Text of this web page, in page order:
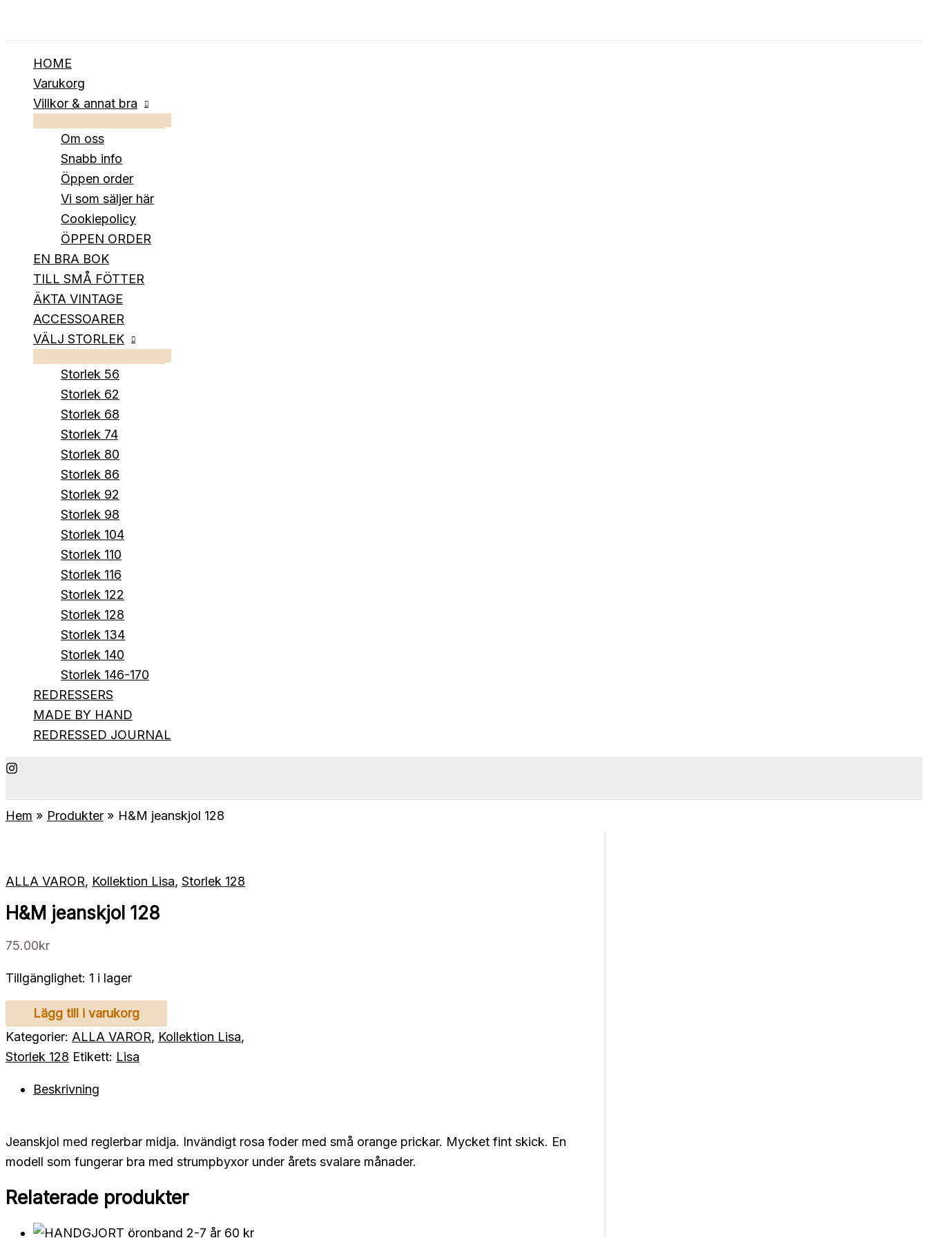
HOME
Varukorg
Villkor & annat bra
Om oss
Snabb info
Öppen order
Vi som säljer här
Cookiepolicy
ÖPPEN ORDER
EN BRA BOK
TILL SMÅ FÖTTER
ÄKTA VINTAGE
ACCESSOARER
VÄLJ STORLEK
Storlek 56
Storlek 62
Storlek 68
Storlek 74
Storlek 80
Storlek 86
Storlek 92
Storlek 98
Storlek 104
Storlek 110
Storlek 116
Storlek 122
Storlek 128
Storlek 134
Storlek 140
Storlek 146-170
REDRESSERS
MADE BY HAND
REDRESSED JOURNAL
Hem Produkter H&M jeanskjol 128
ALLA VAROR, Kollektion Lisa, Storlek 128
H&M jeanskjol 128
75.00kr
Tillgänglighet: 1 i lager
jeanskjol
128
Lägg till i varukorg
Kategorier: ALLA VAROR, Kollektion Lisa,
Storlek 128 Etikett: Lisa
Beskrivning
Jeanskjol med reglerbar midja. Invändigt rosa foder med små orange prickar. Mycket fint skick. En
modell som fungerar bra med strumpbyxor under årets svalare månader.
Relaterade produkter